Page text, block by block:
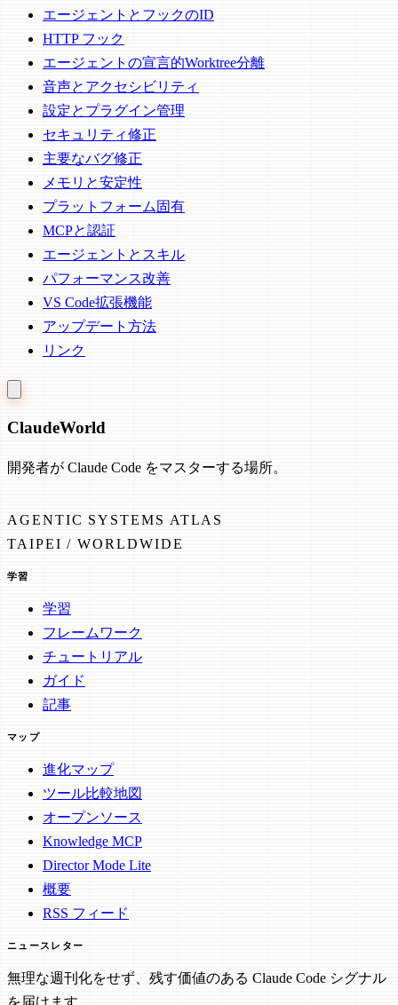
エージェントとフックのID
HTTP フック
エージェントの宣言的Worktree分離
音声とアクセシビリティ
設定とプラグイン管理
セキュリティ修正
主要なバグ修正
メモリと安定性
プラットフォーム固有
MCPと認証
エージェントとスキル
パフォーマンス改善
VS Code拡張機能
アップデート方法
リンク
ClaudeWorld
開発者が Claude Code をマスターする場所。
AGENTIC SYSTEMS ATLAS
TAIPEI / WORLDWIDE
学習
学習
フレームワーク
チュートリアル
ガイド
記事
マップ
進化マップ
ツール比較地図
オープンソース
Knowledge MCP
Director Mode Lite
概要
RSS フィード
ニュースレター
無理な週刊化をせず、残す価値のある Claude Code シグナル
を届けます。